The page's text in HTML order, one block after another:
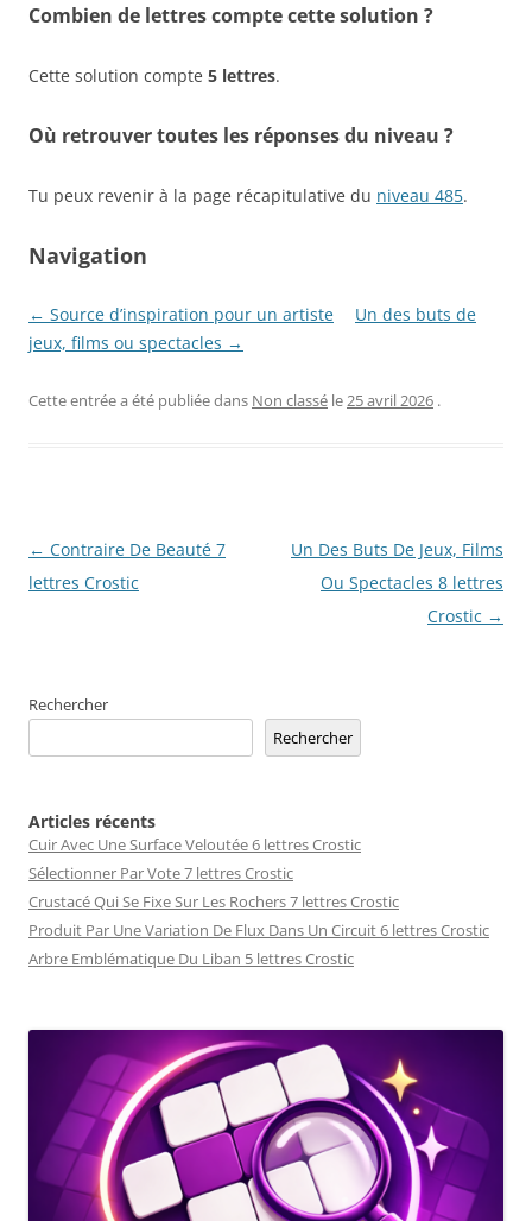
Combien de lettres compte cette solution ?
Cette solution compte 5 lettres.
Où retrouver toutes les réponses du niveau ?
Tu peux revenir à la page récapitulative du niveau 485.
Navigation
← Source d’inspiration pour un artiste
Un des buts de
jeux, films ou spectacles →
Cette entrée a été publiée dans Non classé le25 avril 2026 .
Navigation
des
← Contraire De Beauté 7
lettres Crostic
Un Des Buts De Jeux, Films
Ou Spectacles 8 lettres
Crostic →
Rechercher
Rechercher
Articles récents
Cuir Avec Une Surface Veloutée 6 lettres Crostic
Sélectionner Par Vote 7 lettres Crostic
Crustacé Qui Se Fixe Sur Les Rochers 7 lettres Crostic
Produit Par Une Variation De Flux Dans Un Circuit 6 lettres Crostic
Arbre Emblématique Du Liban 5 lettres Crostic